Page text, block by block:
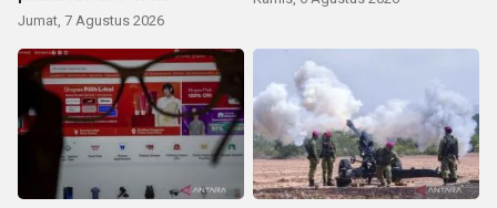
Jumat, 7 Agustus 2026